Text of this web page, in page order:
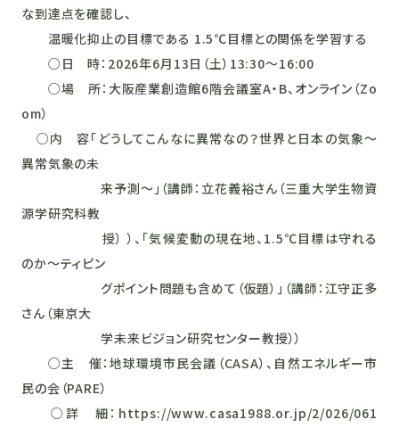
な到達点を確認し、
温暖化抑止の目標である 1.5℃目標との関係を学習する
○日 時：2026年6月13日（土）13:30～16:00
○場 所：大阪産業創造館6階会議室A・B、オンライン（Zo
om）
○内 容「どうしてこんなに異常なの？世界と日本の気象～
異常気象の未
来予測～」（講師：立花義裕さん（三重大学生物資
源学研究科教
授） ）、「気候変動の現在地、1.5℃目標は守れる
のか～ティピン
グポイント問題も含めて（仮題）」（講師：江守正多
さん（東京大
学未来ビジョン研究センター教授））
○主 催：地球環境市民会議（CASA）、自然エネルギー市
民の会（PARE）
○詳 細：https://www.casa1988.or.jp/2/026/061